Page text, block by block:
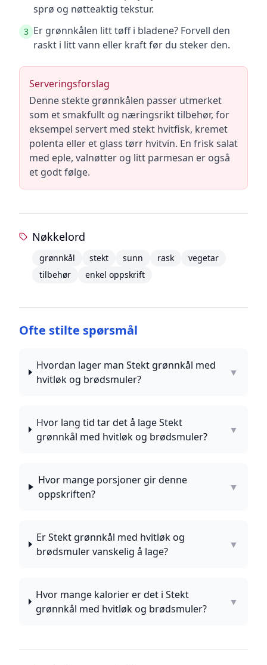
sprø og nøtteaktig tekstur.
3 Er grønnkålen litt tøff i bladene? Forvell den
raskt i litt vann eller kraft før du steker den.
Serveringsforslag
Denne stekte grønnkålen passer utmerket
som et smakfullt og næringsrikt tilbehør, for
eksempel servert med stekt hvitfisk, kremet
polenta eller et glass tørr hvitvin. En frisk salat
med eple, valnøtter og litt parmesan er også
et godt følge.
Nøkkelord
grønnkål stekt sunn rask
vegetar
tilbehør
enkel oppskrift
Ofte stilte spørsmål
Hvordan lager man Stekt grønnkål med
hvitløk og brødsmuler?
▼
Hvor lang tid tar det å lage Stekt
grønnkål med hvitløk og brødsmuler?
▼
Hvor mange porsjoner gir denne
oppskriften?
▼
Er Stekt grønnkål med hvitløk og
brødsmuler vanskelig å lage?
▼
Hvor mange kalorier er det i Stekt
grønnkål med hvitløk og brødsmuler?
▼